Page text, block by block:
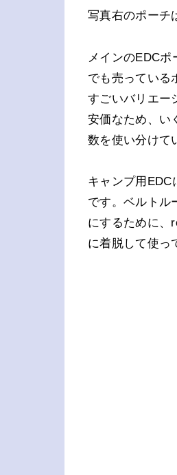
写真右のポーチ
メインのEDC
でも売っている
すごいバリエー
安価なため、い
数を使い分けて
キャンプ用EDC
です。ベルトル
にするために、
に着脱して使っ